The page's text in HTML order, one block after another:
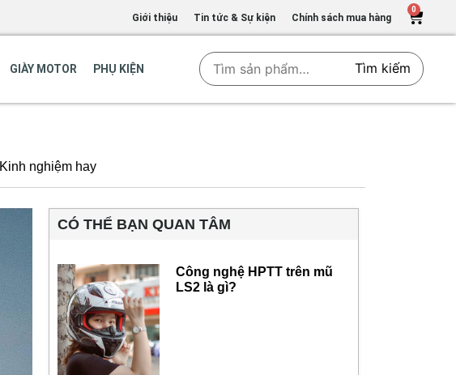
Giới thiệu Tin tức & Sự kiện Chính sách mua hàng
0
GIÀY MOTOR PHỤ KIỆN Tìm kiếm
Kinh nghiệm hay
CÓ THỂ BẠN QUAN TÂM
Công nghệ HPTT trên mũ
LS2 là gì?